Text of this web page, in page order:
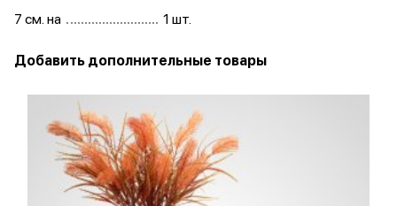
7 см. на 1 шт.
Добавить дополнительные товары